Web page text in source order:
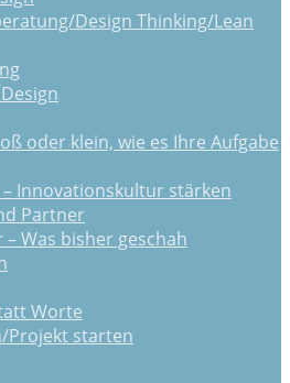
Design Thinking/Lean
oder klein, wie es Ihre Aufgabe
Innovationskultur stärken
Partner
Was bisher geschah
Worte
Projekt starten